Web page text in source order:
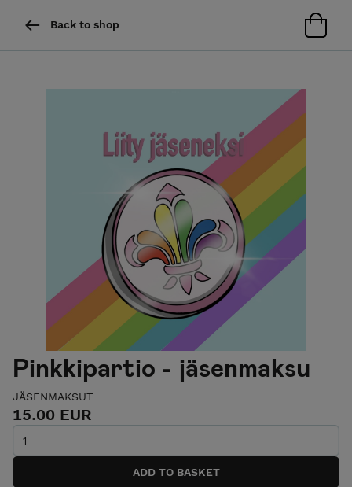
Back to shop
Pinkkipartio - jäsenmaksu
JÄSENMAKSUT
15.00 EUR